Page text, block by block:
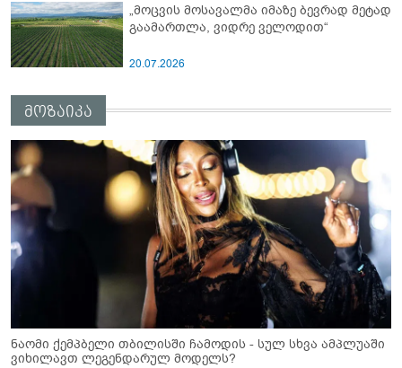
„მოცვის მოსავალმა იმაზე ბევრად მეტად
გაამართლა, ვიდრე ველოდით“
20.07.2026
მოზაიკა
ნაომი ქემპბელი თბილისში ჩამოდის - სულ სხვა ამპლუაში
ვიხილავთ ლეგენდარულ მოდელს?